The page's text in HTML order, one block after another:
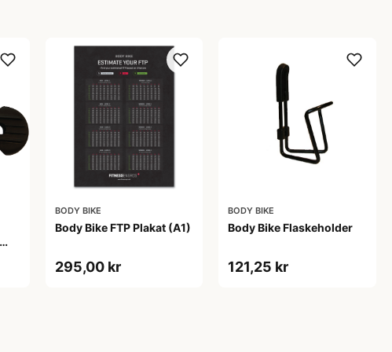
BODY BIKE
Body Bike FTP Plakat (A1)
295,00 kr
BODY BIKE
Body Bike Flaskeholder
121,25 kr